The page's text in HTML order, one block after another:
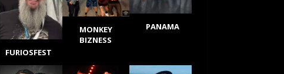
FURIOSFEST
MONKEY
BIZNESS
PANAMA